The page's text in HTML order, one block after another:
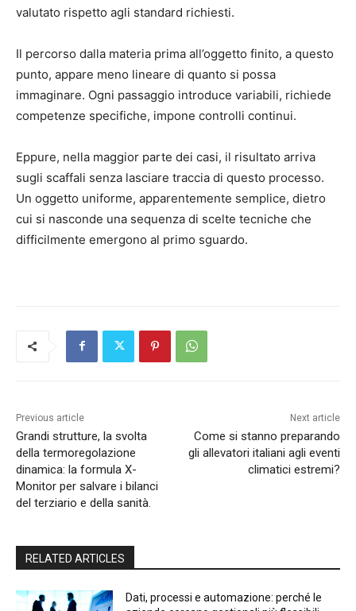
valutato rispetto agli standard richiesti.
Il percorso dalla materia prima all’oggetto finito, a questo
punto, appare meno lineare di quanto si possa
immaginare. Ogni passaggio introduce variabili, richiede
competenze specifiche, impone controlli continui.
Eppure, nella maggior parte dei casi, il risultato arriva
sugli scaffali senza lasciare traccia di questo processo.
Un oggetto uniforme, apparentemente semplice, dietro
cui si nasconde una sequenza di scelte tecniche che
difficilmente emergono al primo sguardo.
Previous article
Grandi strutture, la svolta
della termoregolazione
dinamica: la formula X-
Monitor per salvare i bilanci
del terziario e della sanità.
Next article
Come si stanno preparando
gli allevatori italiani agli eventi
climatici estremi?
RELATED ARTICLES
Dati, processi e automazione: perché le